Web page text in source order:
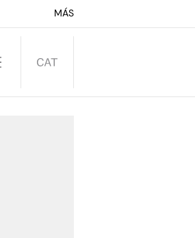
MÁS